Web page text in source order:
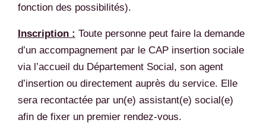
fonction des possibilités).
Inscription : Toute personne peut faire la demande
d’un accompagnement par le CAP insertion sociale
via l’accueil du Département Social, son agent
d’insertion ou directement auprès du service. Elle
sera recontactée par un(e) assistant(e) social(e)
afin de fixer un premier rendez-vous.